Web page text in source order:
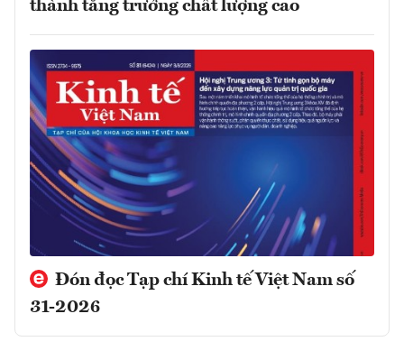
thành tăng trưởng chất lượng cao
Đón đọc Tạp chí Kinh tế Việt Nam số
31-2026